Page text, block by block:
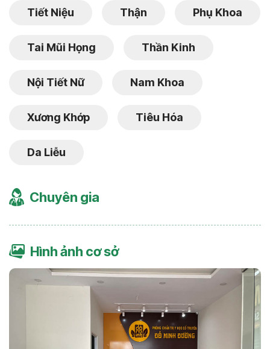
Tiết Niệu Thận Phụ Khoa
Tai Mũi Họng Thần Kinh
Nội Tiết Nữ Nam Khoa
Xương Khớp Tiêu Hóa
Da Liễu
Chuyên gia
Hình ảnh cơ sở